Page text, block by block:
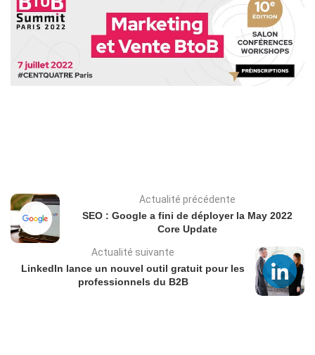
Actualité précédente
SEO : Google a fini de déployer la May 2022
Core Update
Actualité suivante
LinkedIn lance un nouvel outil gratuit pour les
professionnels du B2B